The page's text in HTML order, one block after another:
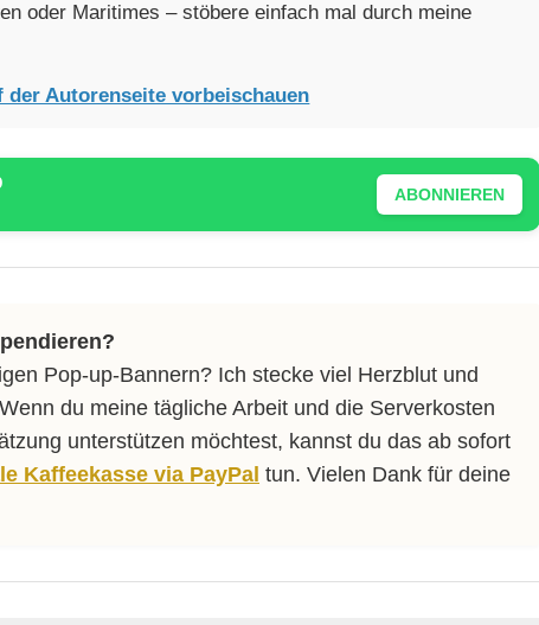
oder Maritimes – stöbere einfach mal durch meine
der Autorenseite vorbeischauen
ABONNIEREN
Pop-up-Bannern? Ich stecke viel Herzblut und
du meine tägliche Arbeit und die Serverkosten
unterstützen möchtest, kannst du das ab sofort
Kaffeekasse via PayPal tun. Vielen Dank für deine